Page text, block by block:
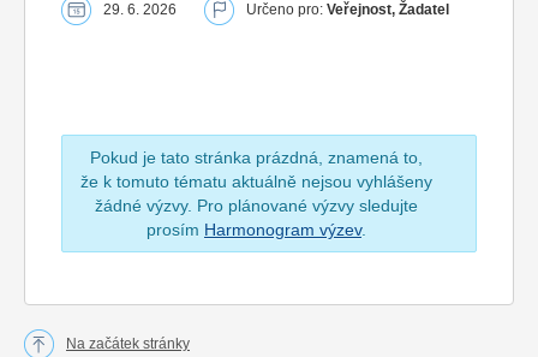
29. 6. 2026 Určeno pro: Veřejnost, Žadatel
Pokud je tato stránka prázdná, znamená to,
že k tomuto tématu aktuálně nejsou vyhlášeny
žádné výzvy. Pro plánované výzvy sledujte
prosím Harmonogram výzev.
Na začátek stránky